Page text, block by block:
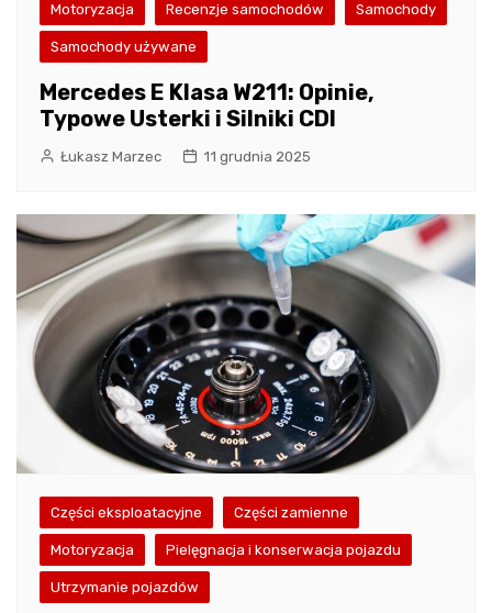
Motoryzacja Recenzje samochodów Samochody
Samochody używane
Mercedes E Klasa W211: Opinie,
Typowe Usterki i Silniki CDI
Łukasz Marzec 11 grudnia 2025
Części eksploatacyjne Części zamienne
Motoryzacja Pielęgnacja i konserwacja pojazdu
Utrzymanie pojazdów